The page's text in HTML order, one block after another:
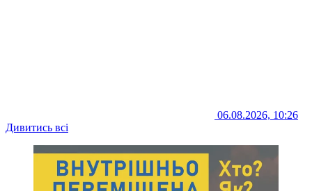
06.08.2026, 10:26
Дивитись всі